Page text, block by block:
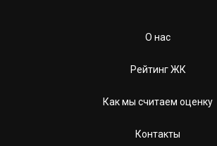
О нас
Рейтинг ЖК
Как мы считаем оценку
Контакты